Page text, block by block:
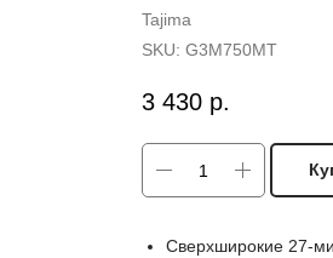
Tajima
SKU: G3M750MT
3 430 р.
Сверхширокие 27-